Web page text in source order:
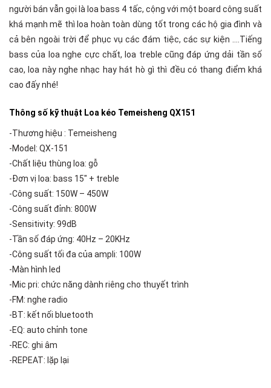
người bán vẫn gọi là loa bass 4 tấc, cộng với một board công suất
khá mạnh mẽ thì loa hoàn toàn dùng tốt trong các hộ gia đình và
cả bên ngoài trời để phục vụ các đám tiệc, các sự kiện ….Tiếng
bass của loa nghe cực chất, loa treble cũng đáp ứng dải tần số
cao, loa này nghe nhạc hay hát hò gì thì đều có thang điểm khá
cao đấy nhé!
Thông số kỹ thuật Loa kéo Temeisheng QX151
-Thương hiệu : Temeisheng
-Model: QX-151
-Chất liệu thùng loa: gỗ
-Đơn vị loa: bass 15″ + treble
-Công suất: 150W – 450W
-Công suất đỉnh: 800W
-Sensitivity: 99dB
-Tần số đáp ứng: 40Hz – 20KHz
-Công suất tối đa của ampli: 100W
-Màn hình led
-Mic pri: chức năng dành riêng cho thuyết trình
-FM: nghe radio
-BT: kết nối bluetooth
-EQ: auto chỉnh tone
-REC: ghi âm
-REPEAT: lặp lại